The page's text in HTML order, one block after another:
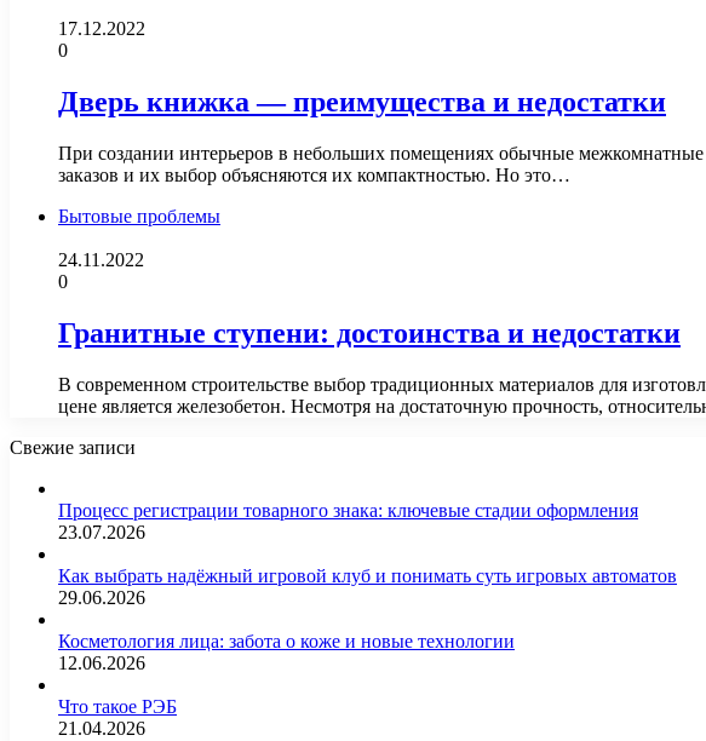
17.12.2022
0
Дверь книжка — преимущества и недостатки
При создании интерьеров в небольших помещениях обычные межкомнатные
заказов и их выбор объясняются их компактностью. Но это…
Бытовые проблемы
24.11.2022
0
Гранитные ступени: достоинства и недостатки
В современном строительстве выбор традиционных материалов для
цене является железобетон. Несмотря на достаточную прочность,
Свежие записи
Процесс регистрации товарного знака: ключевые стадии оформления
23.07.2026
Как выбрать надёжный игровой клуб и понимать суть игровых автоматов
29.06.2026
Косметология лица: забота о коже и новые технологии
12.06.2026
Что такое РЭБ
21.04.2026